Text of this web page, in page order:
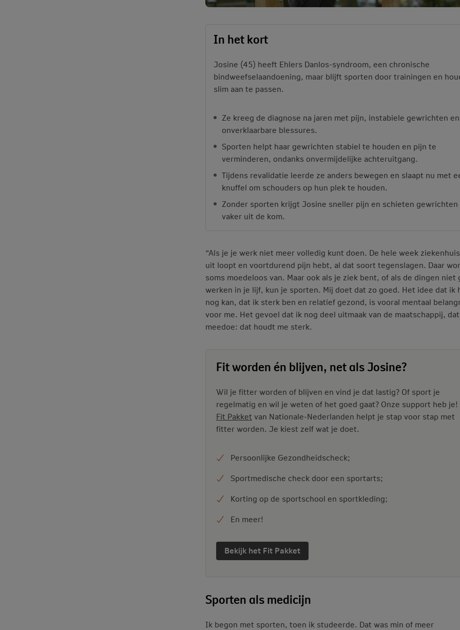
In het kort
Josine (45) heeft Ehlers Danlos-syndroom, een chronische
bindweefselaandoening, maar blijft sporten door trainingen en
slim aan te passen.
Ze kreeg de diagnose na jaren met pijn, instabiele gewrichten en
onverklaarbare blessures.
Sporten helpt haar gewrichten stabiel te houden en pijn te
verminderen, ondanks onvermijdelijke achteruitgang.
Tijdens revalidatie leerde ze anders bewegen en slaapt nu met
knuffel om schouders op hun plek te houden.
Zonder sporten krijgt Josine sneller pijn en schieten gewrichten
vaker uit de kom.
“Als je je werk niet meer volledig kunt doen. De hele week
uit loopt en voortdurend pijn hebt, al dat soort tegenslagen. Daar
soms moedeloos van. Maar ook als je ziek bent, of als de dingen niet
werken in je lijf, kun je sporten. Mij doet dat zo goed. Het idee dat ik
nog kan, dat ik sterk ben en relatief gezond, is vooral mentaal
voor me. Het gevoel dat ik nog deel uitmaak van de maatschappij,
meedoe: dat houdt me sterk.
Fit worden én blijven, net als Josine?
Wil je fitter worden of blijven en vind je dat lastig? Of sport je
regelmatig en wil je weten of het goed gaat? Onze support heb je!
Fit Pakket van Nationale-Nederlanden helpt je stap voor stap met
fitter worden. Je kiest zelf wat je doet.
Persoonlijke Gezondheidscheck;
Sportmedische check door een sportarts;
Korting op de sportschool en sportkleding;
En meer!
Bekijk het Fit Pakket
Sporten als medicijn
Ik begon met sporten, toen ik studeerde. Dat was min of meer